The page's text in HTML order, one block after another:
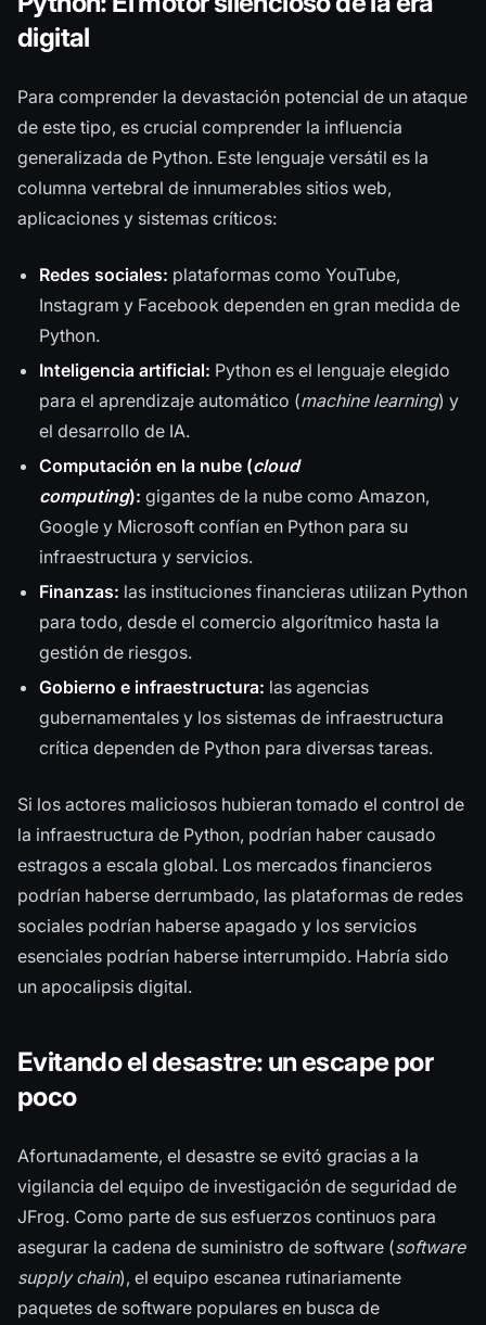
digital
Para comprender la devastación potencial de un ataque
de este tipo, es crucial comprender la influencia
generalizada de Python. Este lenguaje versátil es la
columna vertebral de innumerables sitios web,
aplicaciones y sistemas críticos:
Redes sociales: plataformas como YouTube,
Instagram y Facebook dependen en gran medida de
Python.
Inteligencia artificial: Python es el lenguaje elegido
para el aprendizaje automático (machine learning) y
el desarrollo de IA.
Computación en la nube (cloud
computing): gigantes de la nube como Amazon,
Google y Microsoft confían en Python para su
infraestructura y servicios.
Finanzas: las instituciones financieras utilizan Python
para todo, desde el comercio algorítmico hasta la
gestión de riesgos.
Gobierno e infraestructura: las agencias
gubernamentales y los sistemas de infraestructura
crítica dependen de Python para diversas tareas.
Si los actores maliciosos hubieran tomado el control de
la infraestructura de Python, podrían haber causado
estragos a escala global. Los mercados financieros
podrían haberse derrumbado, las plataformas de redes
sociales podrían haberse apagado y los servicios
esenciales podrían haberse interrumpido. Habría sido
un apocalipsis digital.
Evitando el desastre: un escape por
poco
Afortunadamente, el desastre se evitó gracias a la
vigilancia del equipo de investigación de seguridad de
JFrog. Como parte de sus esfuerzos continuos para
asegurar la cadena de suministro de software (software
supply chain), el equipo escanea rutinariamente
paquetes de software populares en busca de